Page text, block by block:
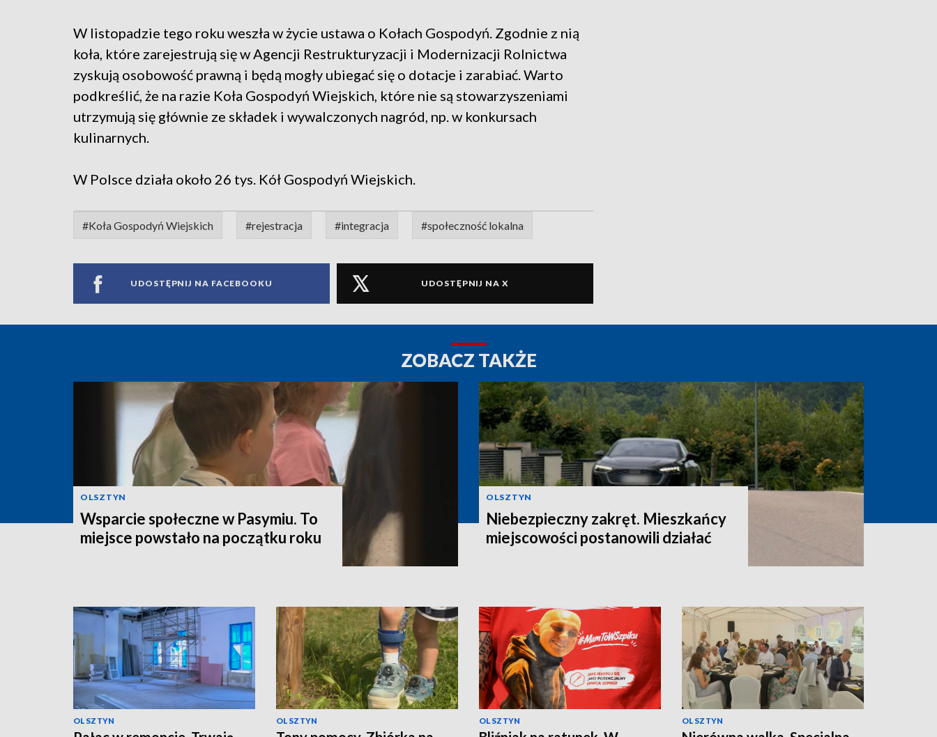
W listopadzie tego roku weszła w życie ustawa o Kołach Gospodyń. Zgodnie z nią
koła, które zarejestrują się w Agencji Restrukturyzacji i Modernizacji Rolnictwa
zyskują osobowość prawną i będą mogły ubiegać się o dotacje i zarabiać. Warto
podkreślić, że na razie Koła Gospodyń Wiejskich, które nie są stowarzyszeniami
utrzymują się głównie ze składek i wywalczonych nagród, np. w konkursach
kulinarnych.
W Polsce działa około 26 tys. Kół Gospodyń Wiejskich.
#Koła Gospodyń Wiejskich #rejestracja #integracja #społeczność lokalna
UDOSTĘPNIJ NA FACEBOOKU UDOSTĘPNIJ NA X
ZOBACZ TAKŻE
OLSZTYN
Wsparcie społeczne w Pasymiu. To
miejsce powstało na początku roku
OLSZTYN
Niebezpieczny zakręt. Mieszkańcy
miejscowości postanowili działać
OLSZTYN OLSZTYN OLSZTYN OLSZTYN